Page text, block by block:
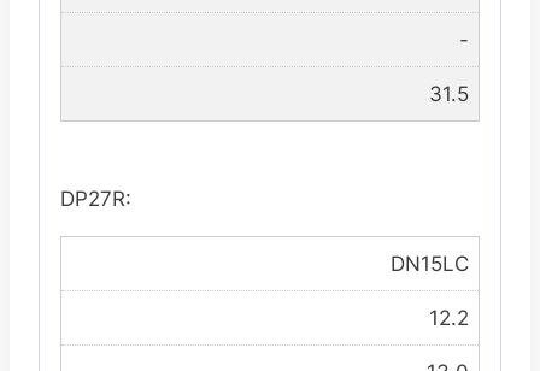
-
31.5
DP27R:
DN15LC
12.2